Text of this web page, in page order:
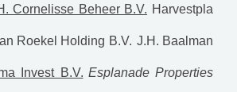
Cornelisse Beheer B.V. Harvestpla
Roekel Holding B.V. J.H. Baalman
Invest B.V. Esplanade Properties